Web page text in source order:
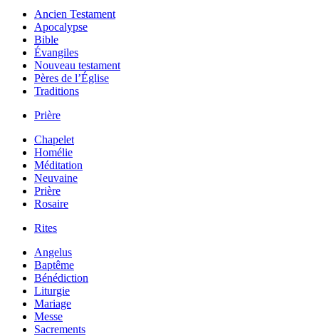
Ancien Testament
Apocalypse
Bible
Évangiles
Nouveau testament
Pères de l’Église
Traditions
Prière
Chapelet
Homélie
Méditation
Neuvaine
Prière
Rosaire
Rites
Angelus
Baptême
Bénédiction
Liturgie
Mariage
Messe
Sacrements